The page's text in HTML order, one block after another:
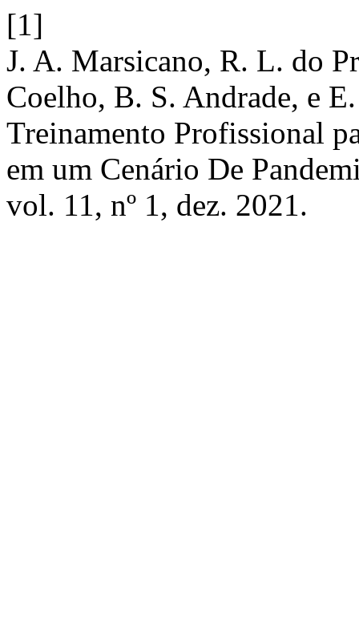
[1]
J. A. Marsicano, R. L. do
Coelho, B. S. Andrade, e
Treinamento Profissional
em um Cenário De
vol. 11, nº 1, dez. 2021.